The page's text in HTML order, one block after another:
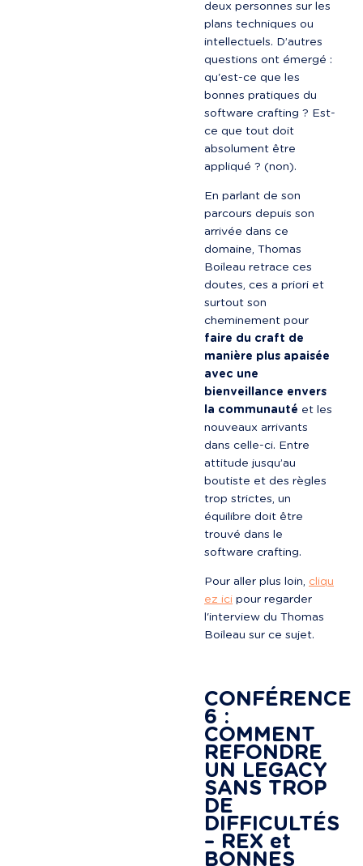
deux personnes sur les
plans techniques ou
intellectuels. D’autres
questions ont émergé :
qu'est-ce que les
bonnes pratiques du
software crafting ? Est-
ce que tout doit
absolument être
appliqué ? (non).
En parlant de son
parcours depuis son
arrivée dans ce
domaine, Thomas
Boileau retrace ces
doutes, ces a priori et
surtout son
cheminement pour
faire du craft de
manière plus apaisée
avec une
bienveillance envers
la communauté et les
nouveaux arrivants
dans celle-ci. Entre
attitude jusqu’au
boutiste et des règles
trop strictes, un
équilibre doit être
trouvé dans le
software crafting.
Pour aller plus loin, cliqu
ez ici pour regarder
l'interview du Thomas
Boileau sur ce sujet.
CONFÉRENCE
6 :
COMMENT
REFONDRE
UN LEGACY
SANS TROP
DE
DIFFICULTÉS
– REX et
BONNES